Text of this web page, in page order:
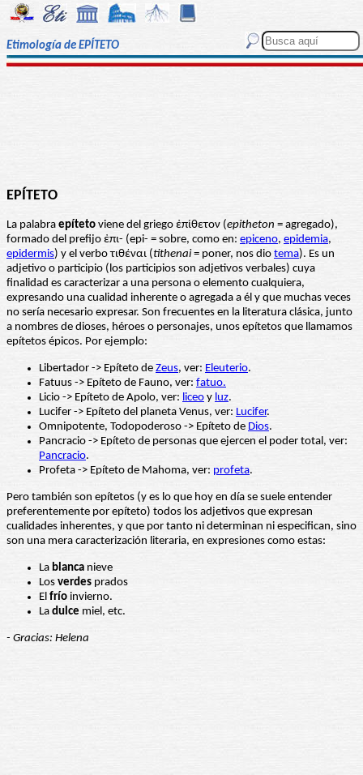
Etimología de EPÍTETO
EPÍTETO
La palabra epíteto viene del griego ἐπίθετον (epitheton = agregado),
formado del prefijo ἐπι- (epi- = sobre, como en: epiceno, epidemia,
epidermis) y el verbo τιθέναι (tithenai = poner, nos dio tema). Es un
adjetivo o participio (los participios son adjetivos verbales) cuya
finalidad es caracterizar a una persona o elemento cualquiera,
expresando una cualidad inherente o agregada a él y que muchas veces
no sería necesario expresar. Son frecuentes en la literatura clásica, junto
a nombres de dioses, héroes o personajes, unos epítetos que llamamos
epítetos épicos. Por ejemplo:
Libertador -> Epíteto de Zeus, ver: Eleuterio.
Fatuus -> Epíteto de Fauno, ver: fatuo.
Licio -> Epíteto de Apolo, ver: liceo y luz.
Lucifer -> Epíteto del planeta Venus, ver: Lucifer.
Omnipotente, Todopoderoso -> Epíteto de Dios.
Pancracio -> Epíteto de personas que ejercen el poder total, ver:
Pancracio.
Profeta -> Epíteto de Mahoma, ver: profeta.
Pero también son epítetos (y es lo que hoy en día se suele entender
preferentemente por epíteto) todos los adjetivos que expresan
cualidades inherentes, y que por tanto ni determinan ni especifican, sino
son una mera caracterización literaria, en expresiones como estas:
La blanca nieve
Los verdes prados
El frío invierno.
La dulce miel, etc.
- Gracias: Helena